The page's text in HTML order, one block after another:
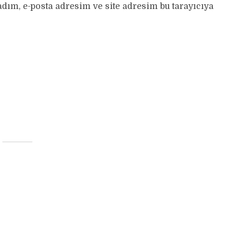
e-posta adresim ve site adresim bu tarayıcıya